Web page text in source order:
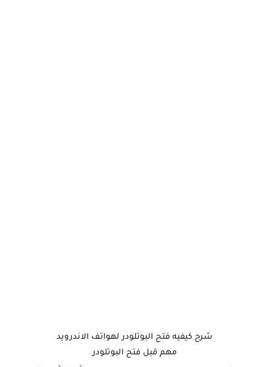
شرح كيفيه فتح البوتلودر لهواتف الاندرويد
مهم قبل فتح البوتلودر